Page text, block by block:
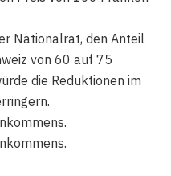
Nationalrat, den Anteil
von 60 auf 75
die Reduktionen im